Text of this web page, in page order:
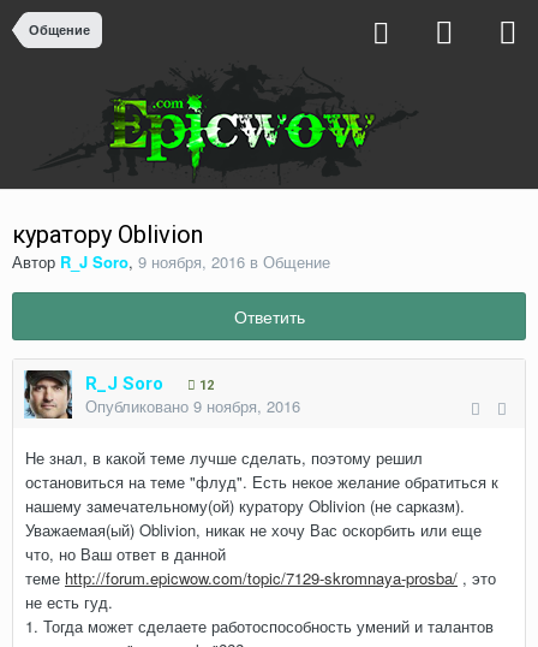
Общение
куратору Oblivion
Автор R_J Soro, 9 ноября, 2016 в Общение
Ответить
R_J Soro 12
Опубликовано 9 ноября, 2016
Не знал, в какой теме лучше сделать, поэтому решил
остановиться на теме "флуд". Есть некое желание обратиться к
нашему замечательному(ой) куратору Oblivion (не сарказм).
Уважаемая(ый) Oblivion, никак не хочу Вас оскорбить или еще
что, но Ваш ответ в данной
теме http://forum.epicwow.com/topic/7129-skromnaya-prosba/ , это
не есть гуд.
1. Тогда может сделаете работоспособность умений и талантов